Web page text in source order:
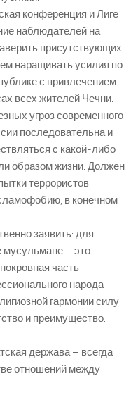
конференция и Лиге
наблюдателей на
присутствующих
наращивать усилия по
с привлечением
всех жителей Чечни.
угроз современного
последовательна и
с какой-либо
образом жизни. Должен
террористов
в конечном
заявить: для
мусульмане – это
часть
народа
гармонии силу
и преимущество.
держава – всегда
отношений между